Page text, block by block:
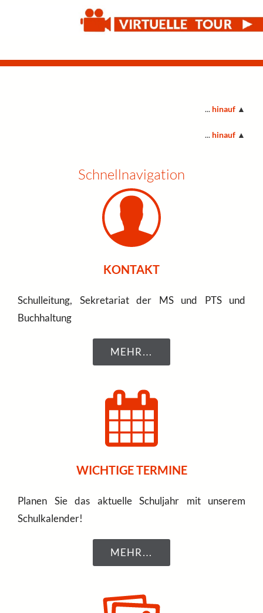
... hinauf ▲
... hinauf ▲
Schnellnavigation
KONTAKT
Schulleitung, Sekretariat der MS und PTS und
Buchhaltung
MEHR…
WICHTIGE TERMINE
Planen Sie das aktuelle Schuljahr mit unserem
Schulkalender!
MEHR…